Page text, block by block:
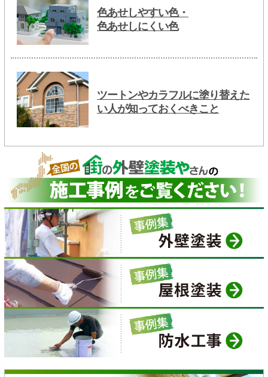
色あせしやすい色・
色あせしにくい色
ツートンやカラフルに塗り替えた
い人が知っておくべきこと